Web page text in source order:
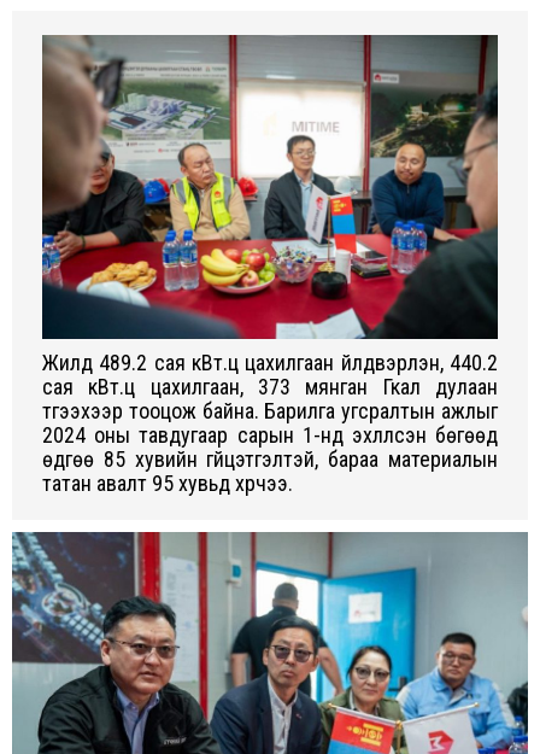
Жилд 489.2 сая кВт.ц цахилгаан үйлдвэрлэн, 440.2
сая кВт.ц цахилгаан, 373 мянган Гкал дулаан
түгээхээр тооцож байна. Барилга угсралтын ажлыг
2024 оны тавдугаар сарын 1-нд эхлүүлсэн бөгөөд
өдгөө 85 хувийн гүйцэтгэлтэй, бараа материалын
татан авалт 95 хувьд хүрчээ.